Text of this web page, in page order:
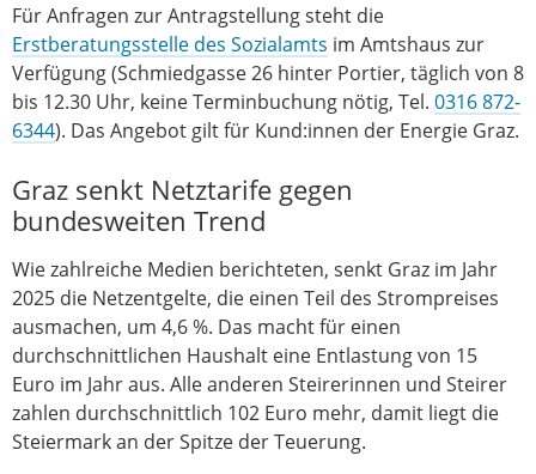
Für Anfragen zur Antragstellung steht die
Erstberatungsstelle des Sozialamts im Amtshaus zur
Verfügung (Schmiedgasse 26 hinter Portier, täglich von 8
bis 12.30 Uhr, keine Terminbuchung nötig, Tel. 0316 872-
6344). Das Angebot gilt für Kund:innen der Energie Graz.
Graz senkt Netztarife gegen
bundesweiten Trend
Wie zahlreiche Medien berichteten, senkt Graz im Jahr
2025 die Netzentgelte, die einen Teil des Strompreises
ausmachen, um 4,6 %. Das macht für einen
durchschnittlichen Haushalt eine Entlastung von 15
Euro im Jahr aus. Alle anderen Steirerinnen und Steirer
zahlen durchschnittlich 102 Euro mehr, damit liegt die
Steiermark an der Spitze der Teuerung.